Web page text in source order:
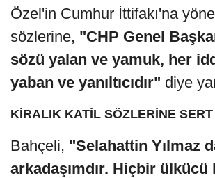
Özel'in Cumhur İttifakı'na
sözlerine, "CHP Genel
sözü yalan ve yamuk, her
yaban ve yanıltıcıdır" diye
KİRALIK KATİL SÖZLERİNE
Bahçeli, "Selahattin Yılmaz
arkadaşımdır. Hiçbir ülkücü